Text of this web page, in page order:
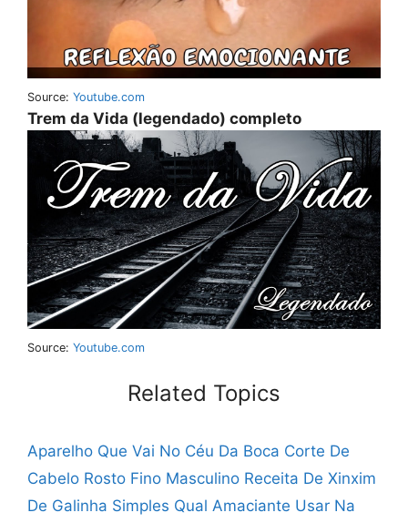
Source: Youtube.com
Trem da Vida (legendado) completo
Source: Youtube.com
Related Topics
Aparelho Que Vai No Céu Da Boca Corte De
Cabelo Rosto Fino Masculino Receita De Xinxim
De Galinha Simples Qual Amaciante Usar Na